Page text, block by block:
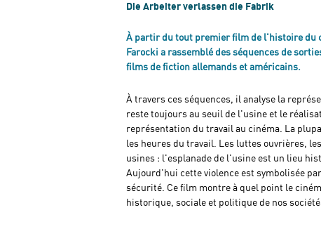
Die Arbeiter verlassen die Fabrik
À partir du tout premier film de l'histoire du
Farocki a rassemblé des séquences de
films de fiction allemands et américains.
À travers ces séquences, il analyse la
reste toujours au seuil de l'usine et le
représentation du travail au cinéma. La
les heures du travail. Les luttes ouvrières,
usines : l'esplanade de l'usine est un lieu
Aujourd'hui cette violence est symbolisée
sécurité. Ce film montre à quel point le
historique, sociale et politique de nos